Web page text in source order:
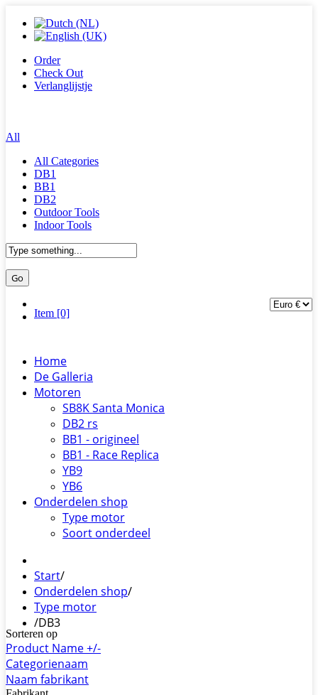
Order
Check Out
Verlanglijstje
All
All Categories
DB1
BB1
DB2
Outdoor Tools
Indoor Tools
Item [0]
Home
De Galleria
Motoren
SB8K Santa Monica
DB2 rs
BB1 - origineel
BB1 - Race Replica
YB9
YB6
Onderdelen shop
Type motor
Soort onderdeel
Start/
Onderdelen shop/
Type motor
/DB3
Sorteren op
Product Name +/-
Categorienaam
Naam fabrikant